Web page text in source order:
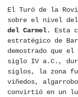
El Turó de la
sobre el nivel del
del Carmel. Esta
estratégico de
demostrado que
siglo IV a.C.,
siglos, la zona
viñedos,
convirtió en un